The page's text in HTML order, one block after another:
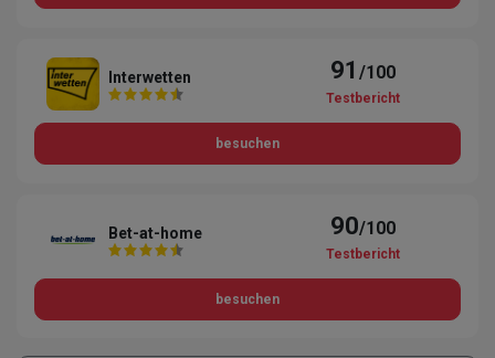
Interwetten 91/100
Testbericht
besuchen
Bet-at-home 90/100
Testbericht
besuchen